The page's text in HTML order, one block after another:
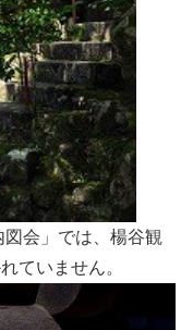
会」では、楊谷観
ていません。